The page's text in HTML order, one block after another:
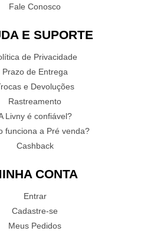
Fale Conosco
E SUPORTE
de Privacidade
Prazo de Entrega
e Devoluções
Rastreamento
Livny é confiável?
funciona a Pré venda?
Cashback
CONTA
Entrar
Cadastre-se
Meus Pedidos